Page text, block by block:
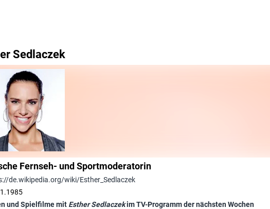
Sedlaczek
Fernseh- und Sportmoderatorin
de.wikipedia.org/wiki/Esther_Sedlaczek
und Spielfilme mit Esther Sedlaczekim TV-Programm der nächsten Wochen